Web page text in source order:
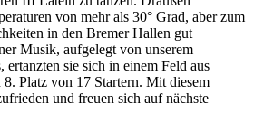
von mehr als 30° Grad, aber zum
in den Bremer Hallen gut
Musik, aufgelegt von unserem
ertanzten sie sich in einem Feld aus
Platz von 17 Startern. Mit diesem
und freuen sich auf nächste